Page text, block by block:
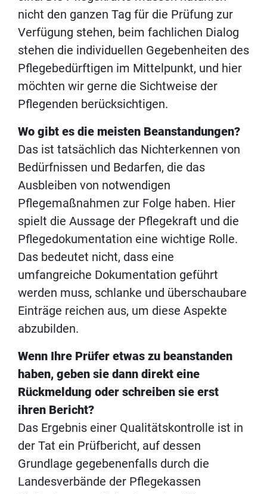
nicht den ganzen Tag für die Prüfung zur
Verfügung stehen, beim fachlichen Dialog
stehen die individuellen Gegebenheiten des
Pflegebedürftigen im Mittelpunkt, und hier
möchten wir gerne die Sichtweise der
Pflegenden berücksichtigen.
Wo gibt es die meisten Beanstandungen?
Das ist tatsächlich das Nichterkennen von
Bedürfnissen und Bedarfen, die das
Ausbleiben von notwendigen
Pflegemaßnahmen zur Folge haben. Hier
spielt die Aussage der Pflegekraft und die
Pflegedokumentation eine wichtige Rolle.
Das bedeutet nicht, dass eine
umfangreiche Dokumentation geführt
werden muss, schlanke und überschaubare
Einträge reichen aus, um diese Aspekte
abzubilden.
Wenn Ihre Prüfer etwas zu beanstanden
haben, geben sie dann direkt eine
Rückmeldung oder schreiben sie erst
ihren Bericht?
Das Ergebnis einer Qualitätskontrolle ist in
der Tat ein Prüfbericht, auf dessen
Grundlage gegebenenfalls durch die
Landesverbände der Pflegekassen